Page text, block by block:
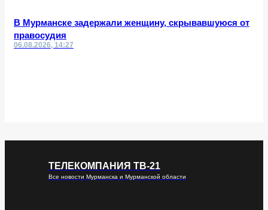
В Мурманске задержали женщину, скрывавшуюся от
правосудия
06.08.2026, 14:27
ТЕЛЕКОМПАНИЯ ТВ-21
Все новости Мурманска и Мурманской области